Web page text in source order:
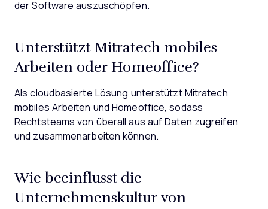
der Software auszuschöpfen.
Unterstützt Mitratech mobiles
Arbeiten oder Homeoffice?
Als cloudbasierte Lösung unterstützt Mitratech
mobiles Arbeiten und Homeoffice, sodass
Rechtsteams von überall aus auf Daten zugreifen
und zusammenarbeiten können.
Wie beeinflusst die
Unternehmenskultur von